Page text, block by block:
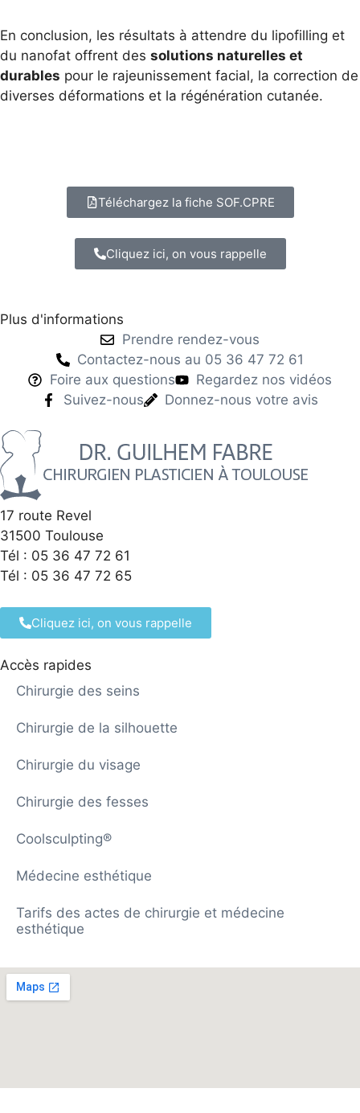
En conclusion, les résultats à attendre du lipofilling et
du nanofat offrent des solutions naturelles et
durables pour le rajeunissement facial, la correction de
diverses déformations et la régénération cutanée.
Téléchargez la fiche SOF.CPRE
Cliquez ici, on vous rappelle
Plus d'informations
Prendre rendez-vous
Contactez-nous au 05 36 47 72 61
Foire aux questions
Regardez nos vidéos
Suivez-nous
Donnez-nous votre avis
17 route Revel
31500 Toulouse
Tél : 05 36 47 72 61
Tél : 05 36 47 72 65
Cliquez ici, on vous rappelle
Accès rapides
Chirurgie des seins
Chirurgie de la silhouette
Chirurgie du visage
Chirurgie des fesses
Coolsculpting®
Médecine esthétique
Tarifs des actes de chirurgie et médecine
esthétique